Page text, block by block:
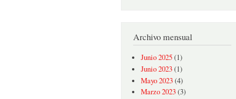
Archivo mensual
Junio 2025(1)
Junio 2023(1)
Mayo 2023(4)
Marzo 2023(3)